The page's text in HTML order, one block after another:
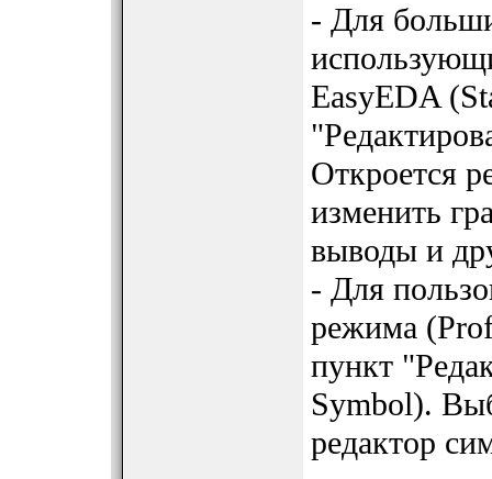
- Для
EasyEDA
Откроется
изменить
выводы и
- Для
режима
пункт
Symbol).
редактор